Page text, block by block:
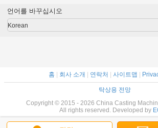
폭
각 직류 전기를 통
한 강철 코일
언어를 바꾸십시오
Korean
홈 | 회사 소개 | 연락처 | 사이트맵 |
탁상용 전망
Copyright © 2015 - 2026 China Casting
All rights reserved. Developed by